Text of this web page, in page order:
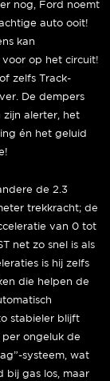
nog, Ford noemt
auto ooit!
kan
op het circuit!
zelfs Track-
De dempers
zijn alerter, het
én het geluid
de 2.3
trekkracht; de
van 0 tot
net zo snel is als
is hij zelfs
die helpen de
stabieler blijft
ongeluk de
systeem, wat
gas los, maar